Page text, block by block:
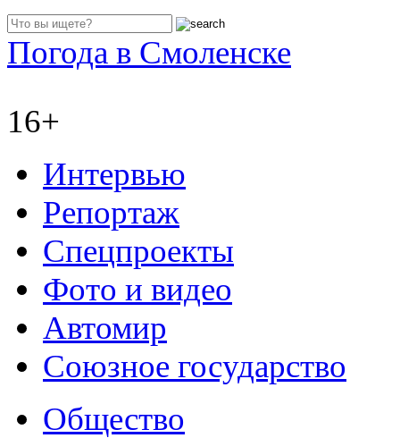
Погода в Смоленске
16+
Интервью
Репортаж
Спецпроекты
Фото и видео
Автомир
Союзное государство
Общество